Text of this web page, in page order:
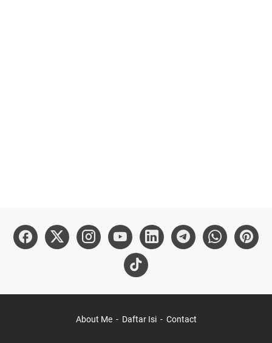
About Me Daftar Isi Contact